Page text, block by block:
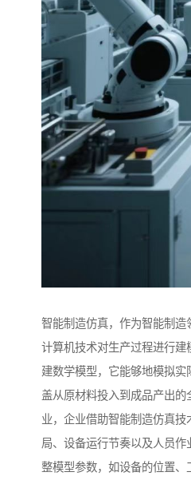
智能制造仿真，作为智能制造
计算机技术对生产过程进行
建数学模型，它能够地模拟
盖从原材料投入到成品产出
业，企业借助智能制造仿真
局、设备运行节奏以及人员作
整模型参数，如设备的位置、